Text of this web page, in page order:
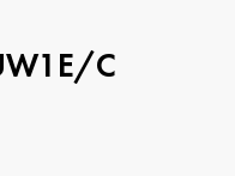
C